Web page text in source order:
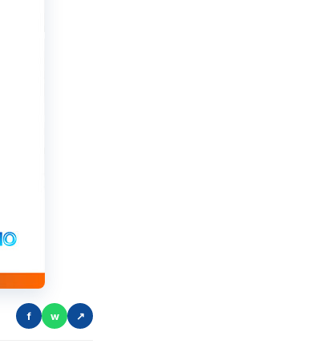
f w ↗